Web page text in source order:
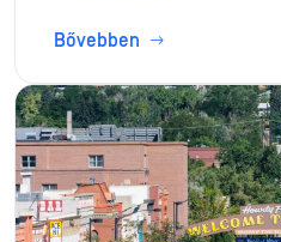
Bővebben